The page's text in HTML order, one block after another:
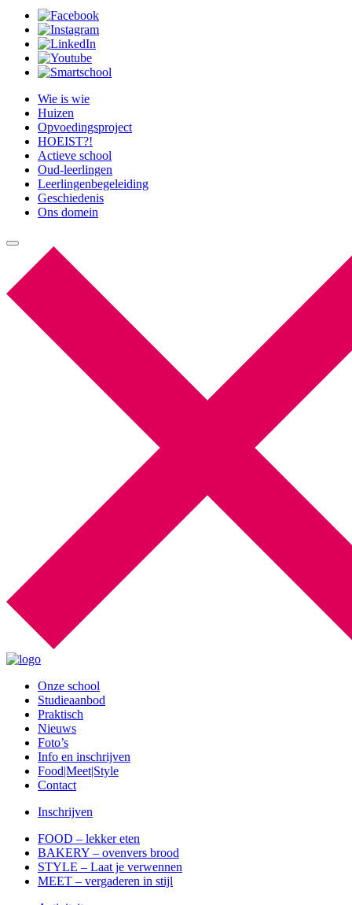
Wie is wie
Huizen
Opvoedingsproject
HOEIST?!
Actieve school
Oud-leerlingen
Leerlingenbegeleiding
Geschiedenis
Ons domein
Onze school
Studieaanbod
Praktisch
Nieuws
Foto’s
Info en inschrijven
Food|Meet|Style
Contact
Inschrijven
FOOD – lekker eten
BAKERY – ovenvers brood
STYLE – Laat je verwennen
MEET – vergaderen in stijl